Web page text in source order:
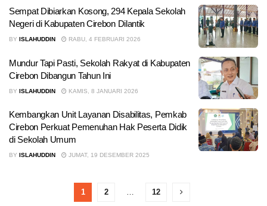
Sempat Dibiarkan Kosong, 294 Kepala Sekolah
Negeri di Kabupaten Cirebon Dilantik
BY ISLAHUDDIN RABU, 4 FEBRUARI 2026
Mundur Tapi Pasti, Sekolah Rakyat di Kabupaten
Cirebon Dibangun Tahun Ini
BY ISLAHUDDIN KAMIS, 8 JANUARI 2026
Kembangkan Unit Layanan Disabilitas, Pemkab
Cirebon Perkuat Pemenuhan Hak Peserta Didik
di Sekolah Umum
BY ISLAHUDDIN JUMAT, 19 DESEMBER 2025
1 2 … 12